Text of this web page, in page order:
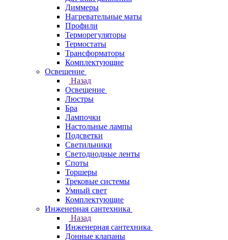
Диммеры
Нагревательные маты
Профили
Терморегуляторы
Термостаты
Трансформаторы
Комплектующие
Освещение
Назад
Освещение
Люстры
Бра
Лампочки
Настольные лампы
Подсветки
Светильники
Светодиодные ленты
Споты
Торшеры
Трековые системы
Умный свет
Комплектующие
Инженерная сантехника
Назад
Инженерная сантехника
Донные клапаны